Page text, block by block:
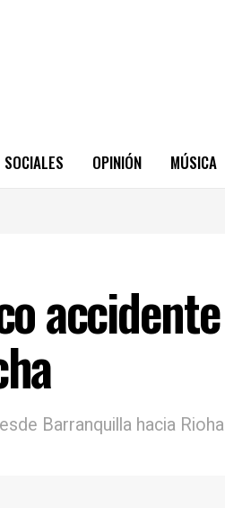
SOCIALES OPINIÓN MÚSICA
Barranquilla hacia